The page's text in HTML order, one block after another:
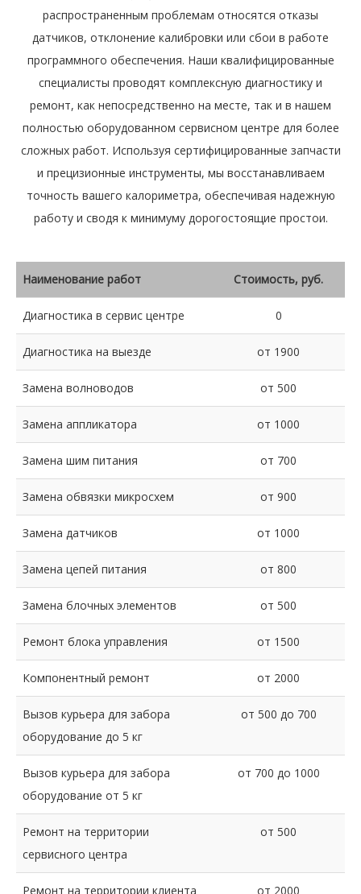
распространенным проблемам относятся отказы
датчиков, отклонение калибровки или сбои в работе
программного обеспечения. Наши квалифицированные
специалисты проводят комплексную диагностику и
ремонт, как непосредственно на месте, так и в нашем
полностью оборудованном сервисном центре для более
сложных работ. Используя сертифицированные запчасти
и прецизионные инструменты, мы восстанавливаем
точность вашего калориметра, обеспечивая надежную
работу и сводя к минимуму дорогостоящие простои.
Наименование работ Стоимость, руб.
Диагностика в сервис центре 0
Диагностика на выезде от 1900
Замена волноводов от 500
Замена аппликатора от 1000
Замена шим питания от 700
Замена обвязки микросхем от 900
Замена датчиков от 1000
Замена цепей питания от 800
Замена блочных элементов от 500
Ремонт блока управления от 1500
Компонентный ремонт от 2000
Вызов курьера для забора
оборудование до 5 кг
от 500 до 700
Вызов курьера для забора
оборудование от 5 кг
от 700 до 1000
Ремонт на территории
сервисного центра
от 500
Ремонт на территории клиента от 2000